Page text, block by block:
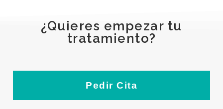
¿Quieres empezar tu
tratamiento?
Pedir Cita